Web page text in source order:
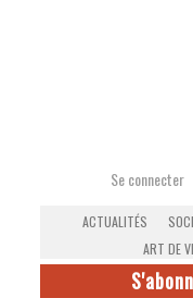
Se connecter
ACTUALITÉS
ART DE